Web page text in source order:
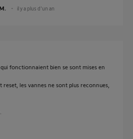
il y a plus d'un an
fonctionnaient bien se sont mises en
les vannes ne sont plus reconnues,